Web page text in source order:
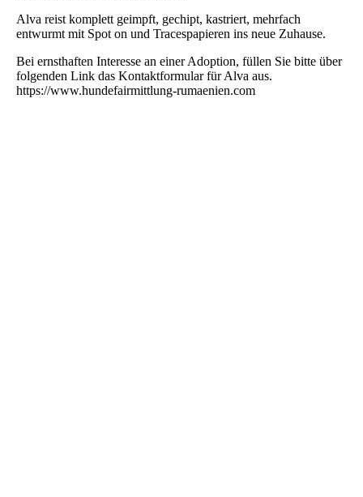
Alva reist komplett geimpft, gechipt, kastriert, mehrfach
entwurmt mit Spot on und Tracespapieren ins neue Zuhause.
Bei ernsthaften Interesse an einer Adoption, füllen Sie bitte über
folgenden Link das Kontaktformular für Alva aus.
https://www.hundefairmittlung-rumaenien.com